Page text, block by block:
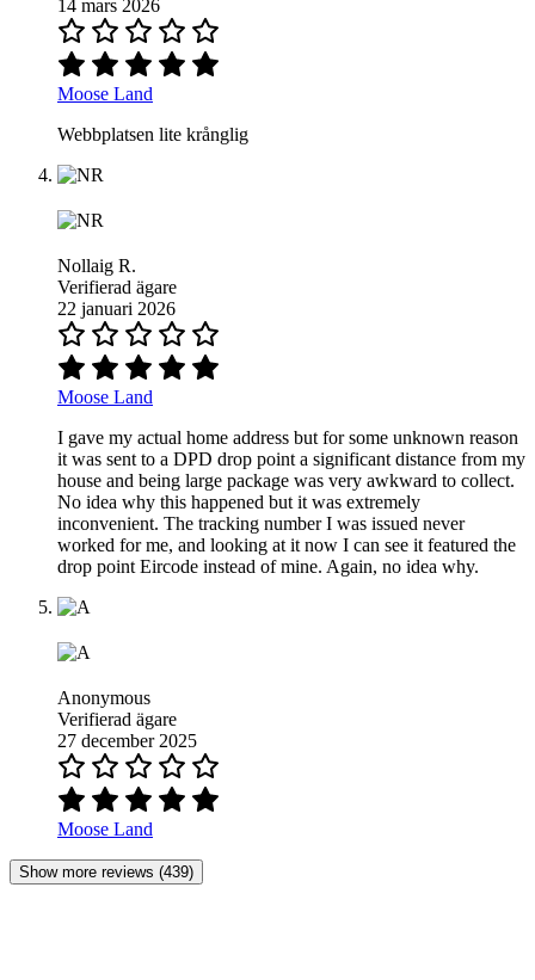
14 mars 2026
Moose Land
Webbplatsen lite krånglig
Nollaig R.
Verifierad ägare
22 januari 2026
Moose Land
I gave my actual home address but for some unknown reason
it was sent to a DPD drop point a significant distance from my
house and being large package was very awkward to collect.
No idea why this happened but it was extremely
inconvenient. The tracking number I was issued never
worked for me, and looking at it now I can see it featured the
drop point Eircode instead of mine. Again, no idea why.
Anonymous
Verifierad ägare
27 december 2025
Moose Land
Show more reviews (439)